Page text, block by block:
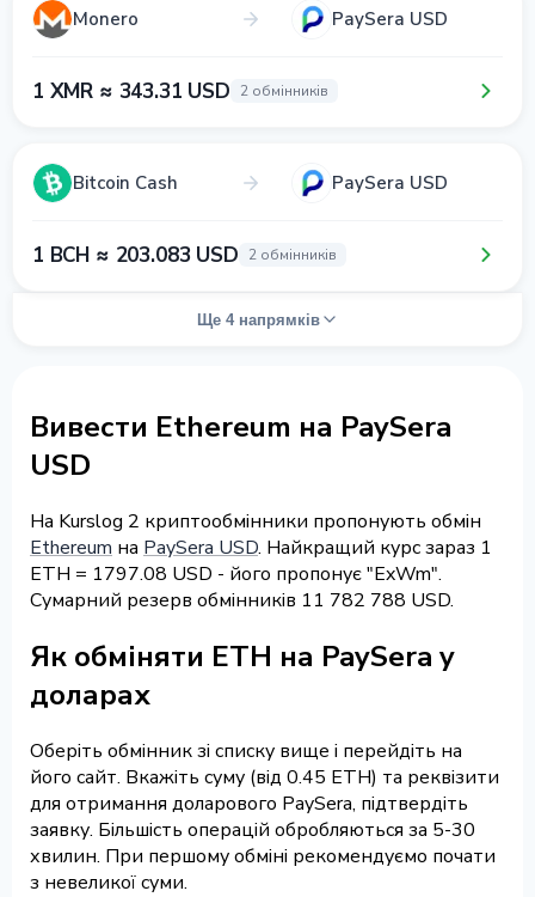
Monero PaySera USD
1 XMR ≈ 343.31 USD 2 обмінників
Bitcoin Cash PaySera USD
1 BCH ≈ 203.083 USD 2 обмінників
Ще 4 напрямків
Вивести Ethereum на PaySera
USD
На Kurslog 2 криптообмінники пропонують обмін
Ethereum на PaySera USD. Найкращий курс зараз 1
ETH = 1797.08 USD - його пропонує "ExWm".
Сумарний резерв обмінників 11 782 788 USD.
Як обміняти ETH на PaySera у
доларах
Оберіть обмінник зі списку вище і перейдіть на
його сайт. Вкажіть суму (від 0.45 ETH) та реквізити
для отримання доларового PaySera, підтвердіть
заявку. Більшість операцій обробляються за 5-30
хвилин. При першому обміні рекомендуємо почати
з невеликої суми.